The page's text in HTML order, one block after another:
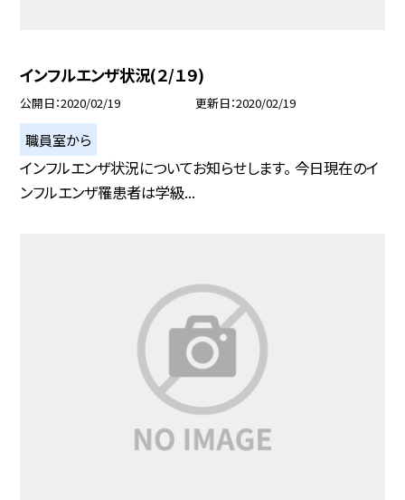
インフルエンザ状況(２/１９)
公開日 2020/02/19 更新日 2020/02/19
職員室から
インフルエンザ状況についてお知らせします。 今日現在のイ
ンフルエンザ罹患者は学級...